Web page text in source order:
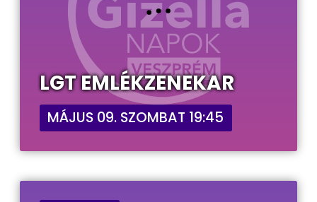
LGT EMLÉKZENEKAR
MÁJUS 09. SZOMBAT 19:45